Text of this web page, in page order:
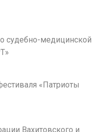
судебно-медицинской
«Патриоты
Вахитовского и